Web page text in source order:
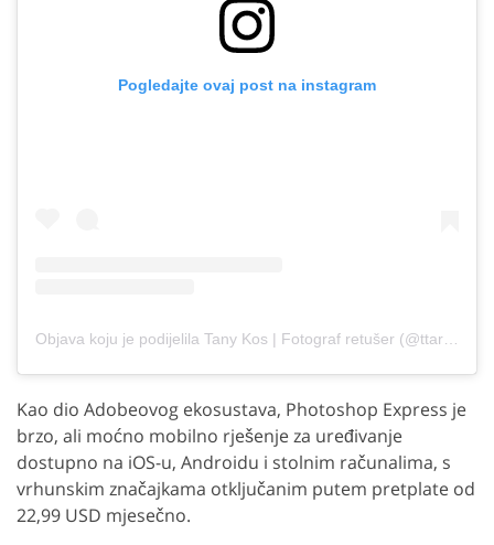
Pogledajte ovaj post na instagram
Objava koju je podijelila Tany Kos | Fotograf retušer (@ttart_photo)
Kao dio Adobeovog ekosustava, Photoshop Express je
brzo, ali moćno mobilno rješenje za uređivanje
dostupno na iOS-u, Androidu i stolnim računalima, s
vrhunskim značajkama otključanim putem pretplate od
22,99 USD mjesečno.